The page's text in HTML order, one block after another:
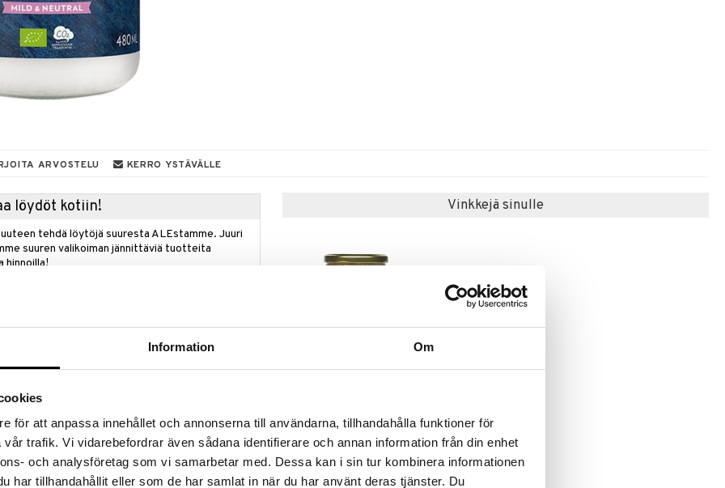
Information Om
för att anpassa innehållet och annonserna till användarna, tillhandahålla funktioner för
trafik. Vi vidarebefordrar även sådana identifierare och annan information från din enhet
och analysföretag som vi samarbetar med. Dessa kan i sin tur kombinera informationen
har tillhandahållit eller som de har samlat in när du har använt deras tjänster. Du
ARVOSTELU KERRO YSTÄVÄLLE
löydöt kotiin!
tehdä löytöjä suuresta ALEstamme. Juuri
suuren valikoiman jännittäviä tuotteita
hinnoilla!
on kookosöljy, jolla on täysin neutraali maku,
kaikenlaisessa ruoanlaitossa. Voit käyttää
leivontaan ja ruoanlaittoon ilman, että saat
suosikkiruokiesi valmistamisen ilman, että
maun hallitsemisesta. On tärkeää huomata, että
25 °C:ssa, mikä on täysin normaalia eikä vaikuta
Vinkkejä sinulle
16,90 €